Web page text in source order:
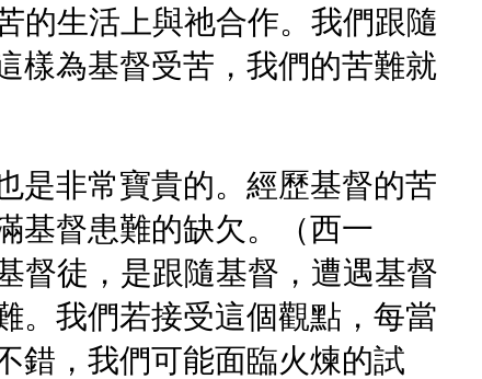
的生活上與祂合作。我們跟隨
樣為基督受苦，我們的苦難就
是非常寶貴的。經歷基督的苦
基督患難的缺欠。（西一
督徒，是跟隨基督，遭遇基督
。我們若接受這個觀點，每當
錯，我們可能面臨火煉的試